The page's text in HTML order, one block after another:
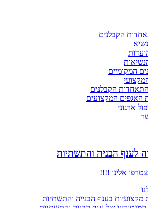
הקבלנים
המקומיים
התאחדות הקבלנים
האגפים המקצועים
ארגוני
לענף הבניה והתשתיות
מקצועיות בענף הבנייה והתשתיות